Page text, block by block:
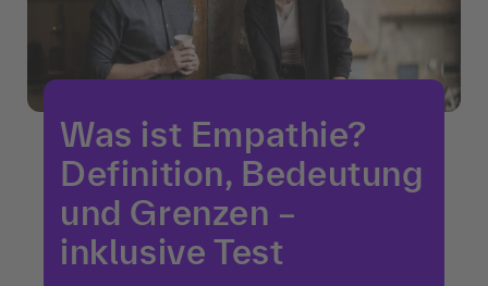
Was ist Empathie?
Definition, Bedeutung
und Grenzen –
inklusive Test